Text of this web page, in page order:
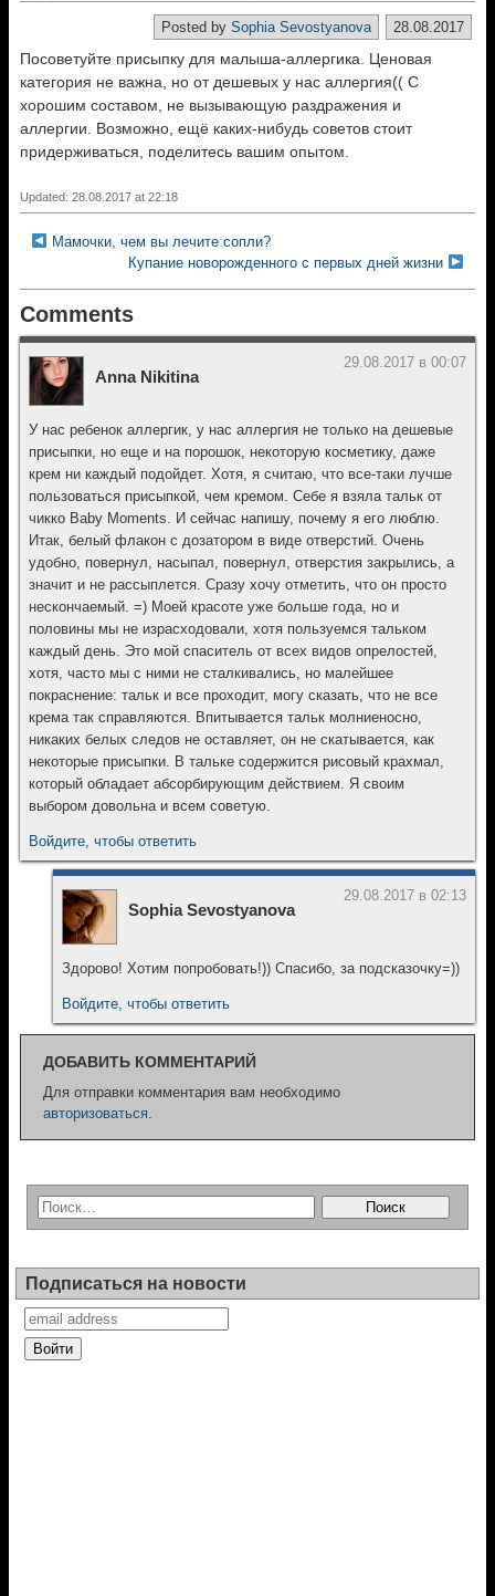
28.08.2017
Posted by Sophia Sevostyanova
Посоветуйте присыпку для малыша-аллергика. Ценовая
категория не важна, но от дешевых у нас аллергия(( С
хорошим составом, не вызывающую раздражения и
аллергии. Возможно, ещё каких-нибудь советов стоит
придерживаться, поделитесь вашим опытом.
Updated: 28.08.2017 at 22:18
Мамочки, чем вы лечите сопли?
Купание новорожденного с первых дней жизни
Comments
Anna Nikitina
29.08.2017 в 00:07
У нас ребенок аллергик, у нас аллергия не только на дешевые
присыпки, но еще и на порошок, некоторую косметику, даже
крем ни каждый подойдет. Хотя, я считаю, что все-таки лучше
пользоваться присыпкой, чем кремом. Себе я взяла тальк от
чикко Baby Moments. И сейчас напишу, почему я его люблю.
Итак, белый флакон с дозатором в виде отверстий. Очень
удобно, повернул, насыпал, повернул, отверстия закрылись, а
значит и не рассыплется. Сразу хочу отметить, что он просто
нескончаемый. =) Моей красоте уже больше года, но и
половины мы не израсходовали, хотя пользуемся тальком
каждый день. Это мой спаситель от всех видов опрелостей,
хотя, часто мы с ними не сталкивались, но малейшее
покраснение: тальк и все проходит, могу сказать, что не все
крема так справляются. Впитывается тальк молниеносно,
никаких белых следов не оставляет, он не скатывается, как
некоторые присыпки. В тальке содержится рисовый крахмал,
который обладает абсорбирующим действием. Я своим
выбором довольна и всем советую.
Войдите, чтобы ответить
Sophia Sevostyanova
29.08.2017 в 02:13
Здорово! Хотим попробовать!)) Спасибо, за подсказочку=))
Войдите, чтобы ответить
ДОБАВИТЬ КОММЕНТАРИЙ
Для отправки комментария вам необходимо
авторизоваться
Подписаться на новости